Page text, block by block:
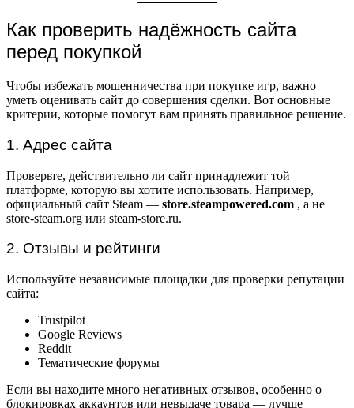
Как проверить надёжность сайта
перед покупкой
Чтобы избежать мошенничества при покупке игр, важно
уметь оценивать сайт до совершения сделки. Вот основные
критерии, которые помогут вам принять правильное решение.
1. Адрес сайта
Проверьте, действительно ли сайт принадлежит той
платформе, которую вы хотите использовать. Например,
официальный сайт Steam — store.steampowered.com , а не
store-steam.org или steam-store.ru.
2. Отзывы и рейтинги
Используйте независимые площадки для проверки репутации
сайта:
Trustpilot
Google Reviews
Reddit
Тематические форумы
Если вы находите много негативных отзывов, особенно о
блокировках аккаунтов или невыдаче товара — лучше